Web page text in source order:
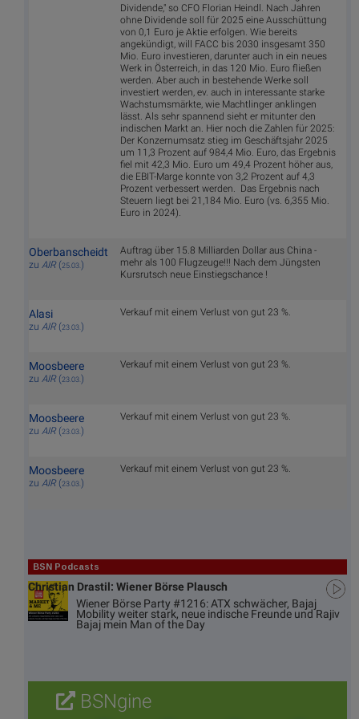
Dividende," so CFO Florian Heindl. Nach Jahren
ohne Dividende soll für 2025 eine Ausschüttung
von 0,1 Euro je Aktie erfolgen. Wie bereits
angekündigt, will FACC bis 2030 insgesamt 350
Mio. Euro investieren, darunter auch in ein neues
Werk in Österreich, in das 120 Mio. Euro fließen
werden. Aber auch in bestehende Werke soll
investiert werden, ev. auch in interessante starke
Wachstumsmärkte, wie Machtlinger anklingen
lässt. Als sehr spannend sieht er mitunter den
indischen Markt an. Hier noch die Zahlen für 2025:
Der Konzernumsatz stieg im Geschäftsjahr 2025
um 11,3 Prozent auf 984,4 Mio. Euro, das Ergebnis
fiel mit 42,3 Mio. Euro um 49,4 Prozent höher aus,
die EBIT-Marge konnte von 3,2 Prozent auf 4,3
Prozent verbessert werden. Das Ergebnis nach
Steuern liegt bei 21,184 Mio. Euro (vs. 6,355 Mio.
Euro in 2024).
Oberbanscheidt
zu AIR(25.03.)
Auftrag über 15.8 Milliarden Dollar aus China -
mehr als 100 Flugzeuge!!! Nach dem Jüngsten
Kursrutsch neue Einstiegschance !
Alasi
zu AIR(23.03.)
Verkauf mit einem Verlust von gut 23 %.
Moosbeere
zu AIR(23.03.)
Verkauf mit einem Verlust von gut 23 %.
Moosbeere
zu AIR(23.03.)
Verkauf mit einem Verlust von gut 23 %.
Moosbeere
zu AIR(23.03.)
Verkauf mit einem Verlust von gut 23 %.
BSN Podcasts
Christian Drastil: Wiener Börse Plausch
Wiener Börse Party #1216: ATX schwächer, Bajaj
Mobility weiter stark, neue indische Freunde und Rajiv
Bajaj mein Man of the Day
BSNgine